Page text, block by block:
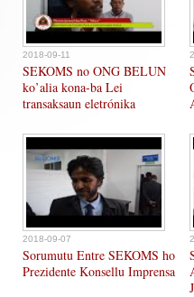
2018-09-11
SEKOMS no ONG BELUN
ko’alia kona-ba Lei
transaksaun eletrónika
2018-09-07
Sorumutu Entre SEKOMS ho
Prezidente Konsellu Imprensa